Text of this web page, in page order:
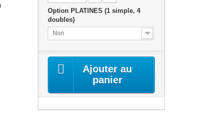
Option PLATINES (1 simple, 4
doubles)
Non
Ajouter au
panier